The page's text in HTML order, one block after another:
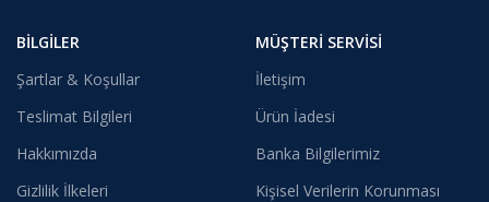
BILGILER
Şartlar & Koşullar
Teslimat Bilgileri
Hakkımızda
Gizlilik İlkeleri
MÜŞTERI SERVISI
İletişim
Ürün İadesi
Banka Bilgilerimiz
Kişisel Verilerin Korunması